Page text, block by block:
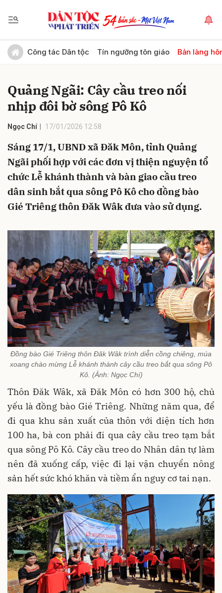
Công tác Dân tộc Tín ngưỡng tôn giáo Bản làng
Quảng Ngãi: Cây cầu treo nối
nhịp đôi bờ sông Pô Kô
Ngọc Chí 17/01/2026 12:58
Sáng 17/1, UBND xã Đăk Môn, tỉnh Quảng
Ngãi phối hợp với các đơn vị thiện nguyện tổ
chức Lễ khánh thành và bàn giao cầu treo
dân sinh bắt qua sông Pô Kô cho đồng bào
Gié Triêng thôn Đăk Wâk đưa vào sử dụng.
Đồng bào Gié Triêng thôn Đăk Wâk trình diễn cồng chiêng, múa
xoang chào mừng Lễ khánh thành cây cầu treo bắt qua sông Pô
Kô. (Ảnh: Ngọc Chí)
Thôn Đăk Wâk, xã Đăk Môn có hơn 300 hộ, chủ
yếu là đồng bào Gié Triêng. Những năm qua, để
đi qua khu sản xuất của thôn với diện tích hơn
100 ha, bà con phải đi qua cây cầu treo tạm bắt
qua sông Pô Kô. Cây cầu treo do Nhân dân tự làm
nên đã xuống cấp, việc đi lại vận chuyển nông
sản hết sức khó khăn và tiềm ẩn nguy cơ tai nạn.
Gửi bình luận
Hủy Gửi